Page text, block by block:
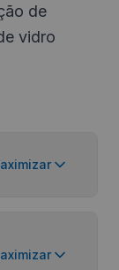
de
vidro